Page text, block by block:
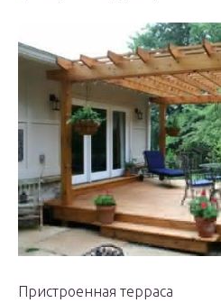
Пристроенная терраса